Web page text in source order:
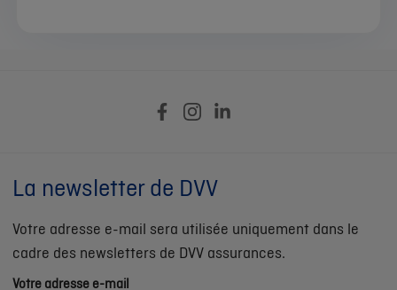
La newsletter de DVV
Votre adresse e-mail sera utilisée uniquement dans le
cadre des newsletters de DVV assurances.
Votre adresse e-mail